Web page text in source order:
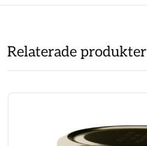
Relaterade produkter